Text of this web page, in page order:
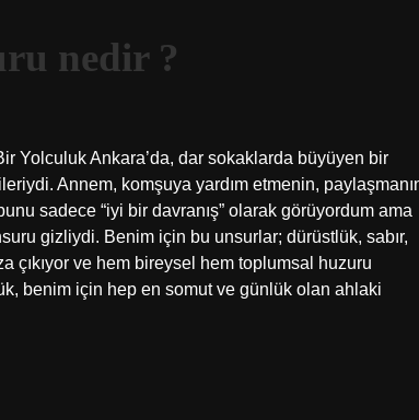
nedir ?
Yolculuk Ankara’da, dar sokaklarda büyüyen bir
Annem, komşuya yardım etmenin,
sadece “iyi bir davranış” olarak görüyordum ama
gizliydi. Benim için bu unsurlar; dürüstlük, sabır,
çıkıyor ve hem bireysel hem toplumsal huzuru
benim için hep en somut ve günlük olan ahlaki